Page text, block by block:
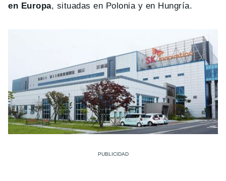
en Europa, situadas en Polonia y en Hungría.